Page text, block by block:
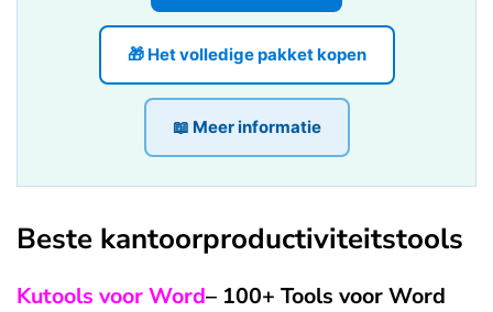
🎁 Het volledige pakket kopen
📖 Meer informatie
Beste kantoorproductiviteitstools
Kutools voor Word– 100+ Tools voor Word